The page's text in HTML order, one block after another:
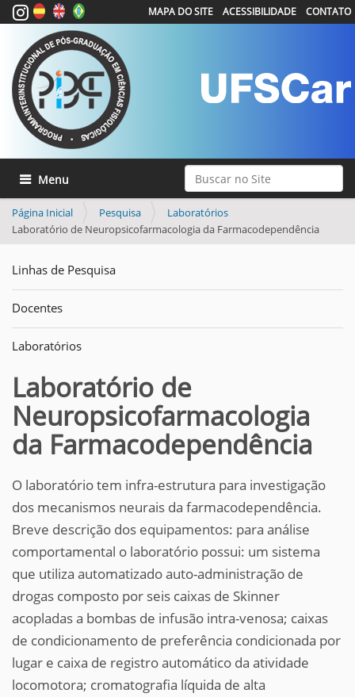
Busca Avançada…
MAPA DO SITE ACESSIBILIDADE CONTATO
Toggle navigation
Página Inicial Pesquisa
Laboratórios
Laboratório de Neuropsicofarmacologia da Farmacodependência
Linhas de Pesquisa
Docentes
Laboratórios
Laboratório de
Neuropsicofarmacologia
da Farmacodependência
O laboratório tem infra-estrutura para investigação
dos mecanismos neurais da farmacodependência.
Breve descrição dos equipamentos: para análise
comportamental o laboratório possui: um sistema
que utiliza automatizado auto-administração de
drogas composto por seis caixas de Skinner
acopladas a bombas de infusão intra-venosa; caixas
de condicionamento de preferência condicionada por
lugar e caixa de registro automático da atividade
locomotora; cromatografia líquida de alta